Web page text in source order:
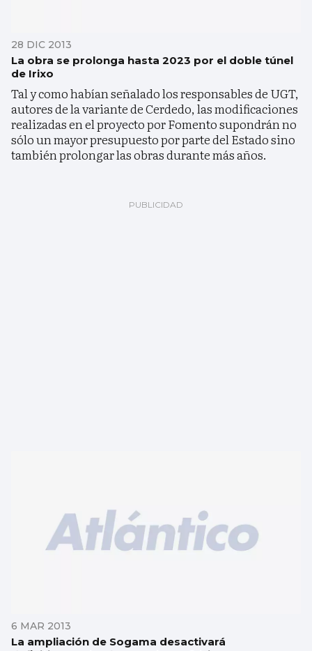
28 DIC 2013
La obra se prolonga hasta 2023 por el doble túnel
de Irixo
Tal y como habían señalado los responsables de UGT,
autores de la variante de Cerdedo, las modificaciones
realizadas en el proyecto por Fomento supondrán no
sólo un mayor presupuesto por parte del Estado sino
también prolongar las obras durante más años.
6 MAR 2013
La ampliación de Sogama desactivará